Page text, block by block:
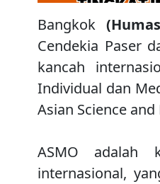
Bangkok
Cendekia Paser
kancah
Individual dan
Asian Science
ASMO adalah
internasional,